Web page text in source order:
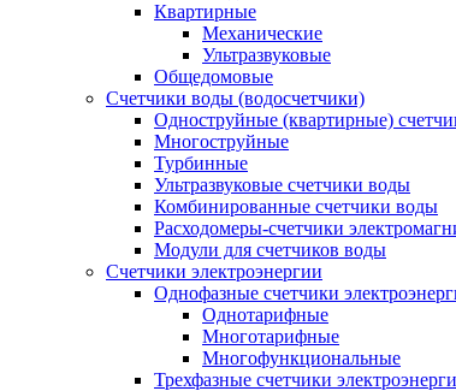
Квартирные
Механические
Ультразвуковые
Общедомовые
Счетчики воды (водосчетчики)
Одноструйные (квартирные)
Многоструйные
Турбинные
Ультразвуковые счетчики воды
Комбинированные счетчики воды
Расходомеры-счетчики
Модули для счетчиков воды
Счетчики электроэнергии
Однофазные счетчики
Однотарифные
Многотарифные
Многофункциональные
Трехфазные счетчики